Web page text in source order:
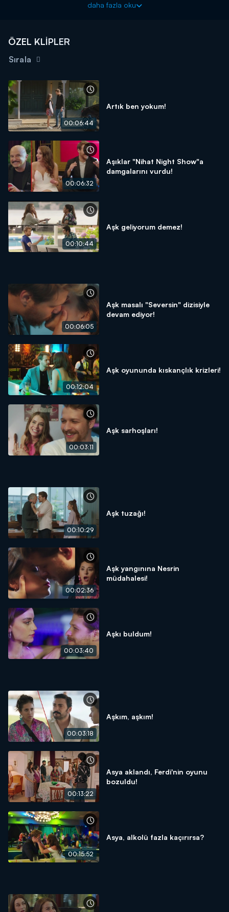
suçsuz olduğu da anlaşılıyor!
daha fazla oku
ÖZEL KLİPLER
Sırala
00:06:44
Artık ben yokum!
00:06:32
Aşıklar "Nihat Night Show"a
damgalarını vurdu!
00:10:44
Aşk geliyorum demez!
00:06:05
Aşk masalı "Seversin" dizisiyle
devam ediyor!
00:12:04
Aşk oyununda kıskançlık krizleri!
00:03:11
Aşk sarhoşları!
00:10:29
Aşk tuzağı!
00:02:36
Aşk yangınına Nesrin
müdahalesi!
00:03:40
Aşkı buldum!
00:03:18
Aşkım, aşkım!
00:13:22
Asya aklandı, Ferdi'nin oyunu
bozuldu!
00:15:52
Asya, alkolü fazla kaçırırsa?